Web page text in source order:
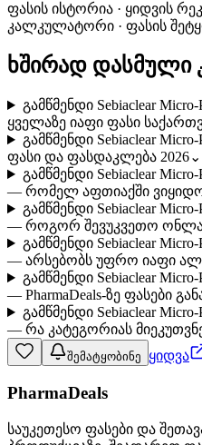
ფასის ისტორია · ყიდვის
კალკულატორი · ფასის
ხშირად დასმული
გამწმენდი Sebiaclear
ყველაზე იაფი ფასი
გამწმენდი Sebiaclear
ფასი და ფასდაკლება 2026⌄
გამწმენდი Sebiaclear
— რომელ აფთიაქში
გამწმენდი Sebiaclear
— როგორ შევუკვეთო
გამწმენდი Sebiaclear
— არსებობს უფრო იაფი
გამწმენდი Sebiaclear
— PharmaDeals-ზე ფასები
გამწმენდი Sebiaclear
— რა კატეგორიას
შემატყობინე ყიდვა
PharmaDeals
საუკეთესო ფასები და